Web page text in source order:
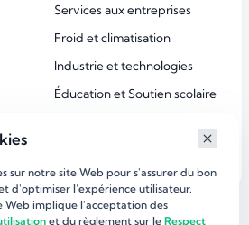
Services aux entreprises
Froid et climatisation
Industrie et technologies
Éducation et Soutien scolaire
2026
sur notre site Web pour s'assurer du bon
d'optimiser l’expérience utilisateur.
Web implique l'acceptation des
et du règlement sur leRespect